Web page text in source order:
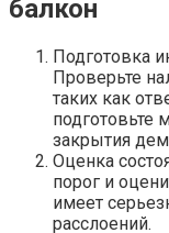
балкон
Подготовка
Проверьте
таких как
подготовьте
закрытия
Оценка
порог и
имеет
расслоений.​